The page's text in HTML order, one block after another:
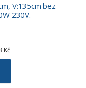
V:135cm bez
230V.
Kč